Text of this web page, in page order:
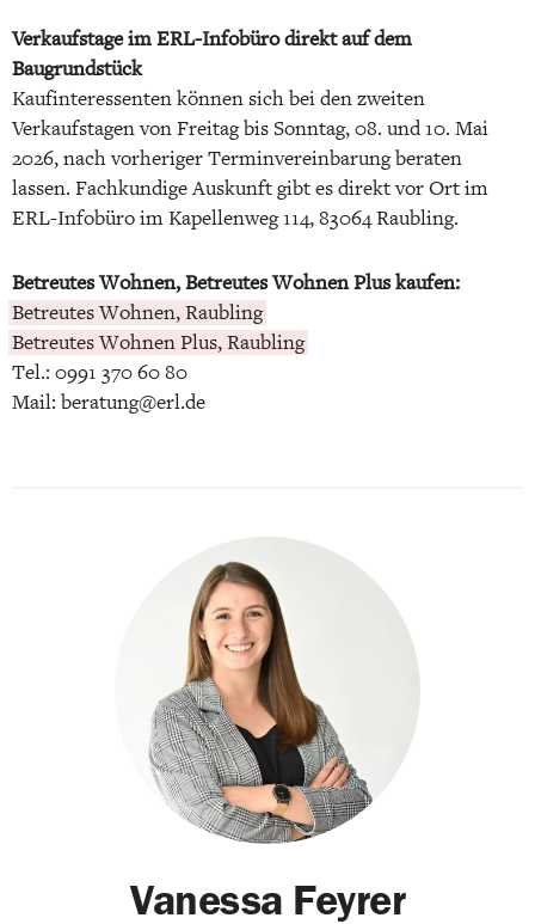
Verkaufstage im ERL-Infobüro direkt auf dem
Baugrundstück
Kaufinteressenten können sich bei den zweiten
Verkaufstagen von Freitag bis Sonntag, 08. und 10. Mai
2026, nach vorheriger Terminvereinbarung beraten
lassen. Fachkundige Auskunft gibt es direkt vor Ort im
ERL-Infobüro im Kapellenweg 114, 83064 Raubling.
Betreutes Wohnen, Betreutes Wohnen Plus kaufen:
Betreutes Wohnen, Raubling
Betreutes Wohnen Plus, Raubling
Tel.: 0991 370 60 80
Mail: beratung@erl.de
Vanessa Feyrer